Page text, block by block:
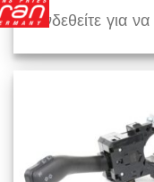
Συνδεθείτε για να